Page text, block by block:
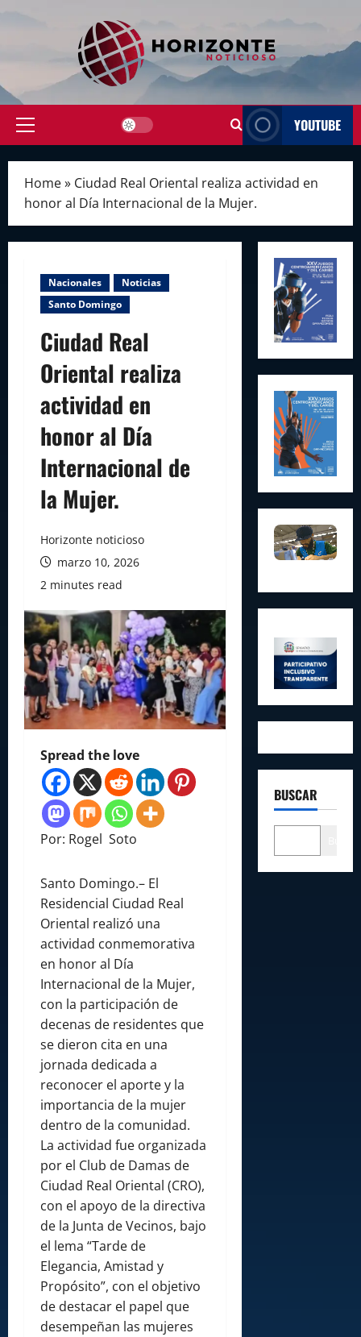
Primary
YOUTUBE
Home» Ciudad Real Oriental realiza actividad en
honor al Día Internacional de la Mujer.
Nacionales
Noticias
Santo Domingo
Ciudad Real
Oriental realiza
actividad en
honor al Día
Internacional de
la Mujer.
Horizonte noticioso
marzo 10, 2026
2 minutes read
Spread the love
Por: Rogel Soto
Santo Domingo.– El
Residencial Ciudad Real
Oriental realizó una
actividad conmemorativa
en honor al Día
Internacional de la Mujer,
con la participación de
decenas de residentes que
se dieron cita en una
jornada dedicada a
reconocer el aporte y la
importancia de la mujer
dentro de la comunidad.
La actividad fue organizada
por el Club de Damas de
Ciudad Real Oriental (CRO),
con el apoyo de la directiva
de la Junta de Vecinos, bajo
el lema “Tarde de
Elegancia, Amistad y
Propósito”, con el objetivo
de destacar el papel que
desempeñan las mujeres
BUSCAR